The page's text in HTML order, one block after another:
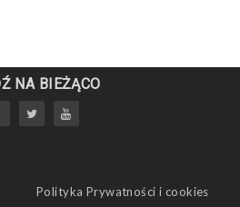
NA BIEŻĄCO
Polityka Prywatności i cookies